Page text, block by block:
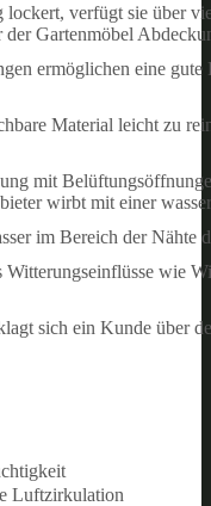
verfügt sie über
Gartenmöbel
ermöglichen eine
Material leicht zu
mit
wirbt mit einer
im Bereich der
wie
sich ein Kunde über
Luftzirkulation